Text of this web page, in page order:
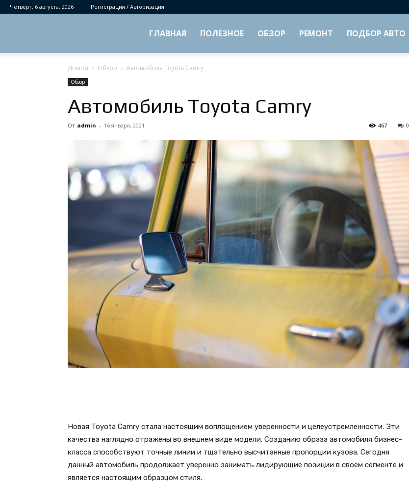
Четверг, 6 августа, 2026 Регистрация / Авторизация
ГЛАВНАЯ ПОЛЕЗНОЕ ОБЗОР РЕМОНТ ПОДБОР АВТО
Домой Обзор Автомобиль Toyota Camry
Обзор
Автомобиль Toyota Camry
От admin - 16 января, 2021 0
467
Новая Toyota Camry стала настоящим воплощением уверенности и целеустремленности. Эти
качества наглядно отражены во внешнем виде модели. Созданию образа автомобиля бизнес-
класса способствуют точные линии и тщательно высчитанные пропорции кузова. Сегодня
данный автомобиль продолжает уверенно занимать лидирующие позиции в своем сегменте и
является настоящим образцом стиля.